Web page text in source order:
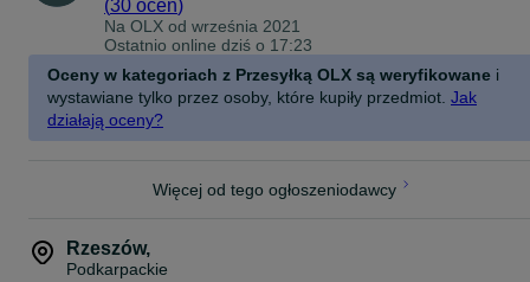
• Dodatkowe akcesoria: Śrubokręt, 2x klucz płaski (13" i 19")
• Instrukcja montażu
Jak zamówić?
• wejdź na stronę torgus.pl - 24/7
• zadzwoń lub napisz wiadomość 8:00-18:00
◼ Dostawa za pobraniem: 30 zł
◼ Dostawa z przedpłatą na konto: 25 zł
wcześniejszym umówieniu)
(30 ocen)
Na OLX od września 2021
Ostatnio online dziś o 17:23
Oceny w kategoriach z Przesyłką OLX są weryfikowane i
wystawiane tylko przez osoby, które kupiły przedmiot. Jak
działają oceny?
Więcej od tego ogłoszeniodawcy
Rzeszów,
Podkarpackie